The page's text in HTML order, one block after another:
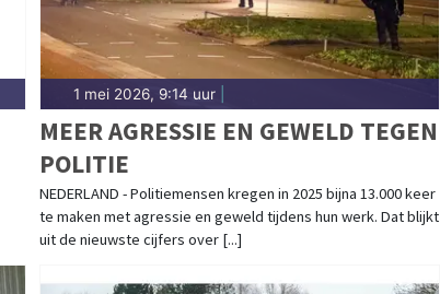
1 mei 2026, 9:14 uur|
MEER AGRESSIE EN GEWELD TEGEN
POLITIE
NEDERLAND - Politiemensen kregen in 2025 bijna 13.000 keer
te maken met agressie en geweld tijdens hun werk. Dat blijkt
uit de nieuwste cijfers over [...]